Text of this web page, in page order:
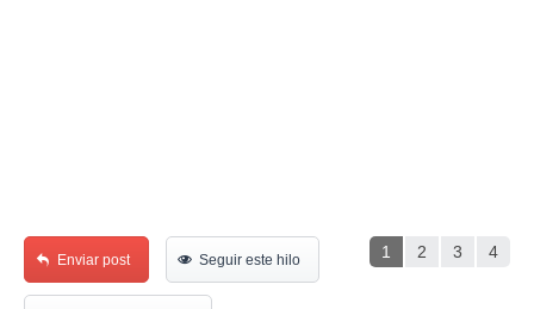
1 2 3 4
Enviar post Seguir este hilo